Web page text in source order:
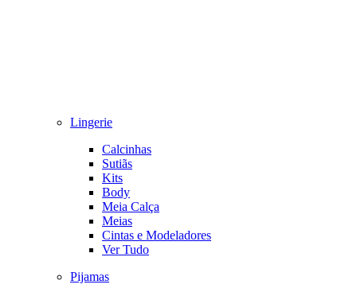
Lingerie
Calcinhas
Sutiãs
Kits
Body
Meia Calça
Meias
Cintas e Modeladores
Ver Tudo
Pijamas